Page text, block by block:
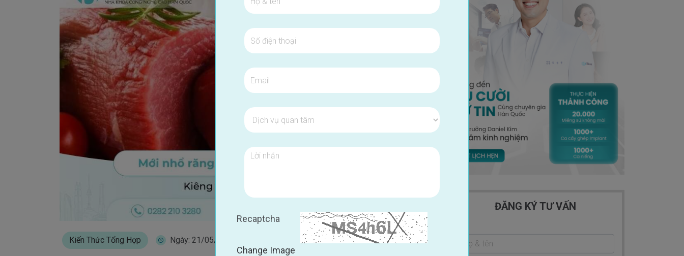
Kiến Thức Tổng Hợp Ngày: 21/05/2026
ĐĂNG KÝ TƯ VẤN
Recaptcha
Change Image